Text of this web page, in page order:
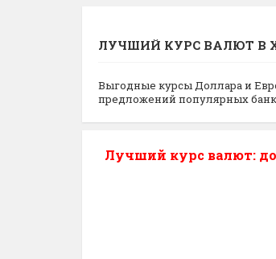
ЛУЧШИЙ КУРС ВАЛЮТ В
Выгодные курсы Доллара и
предложений популярных
Лучший курс валют: